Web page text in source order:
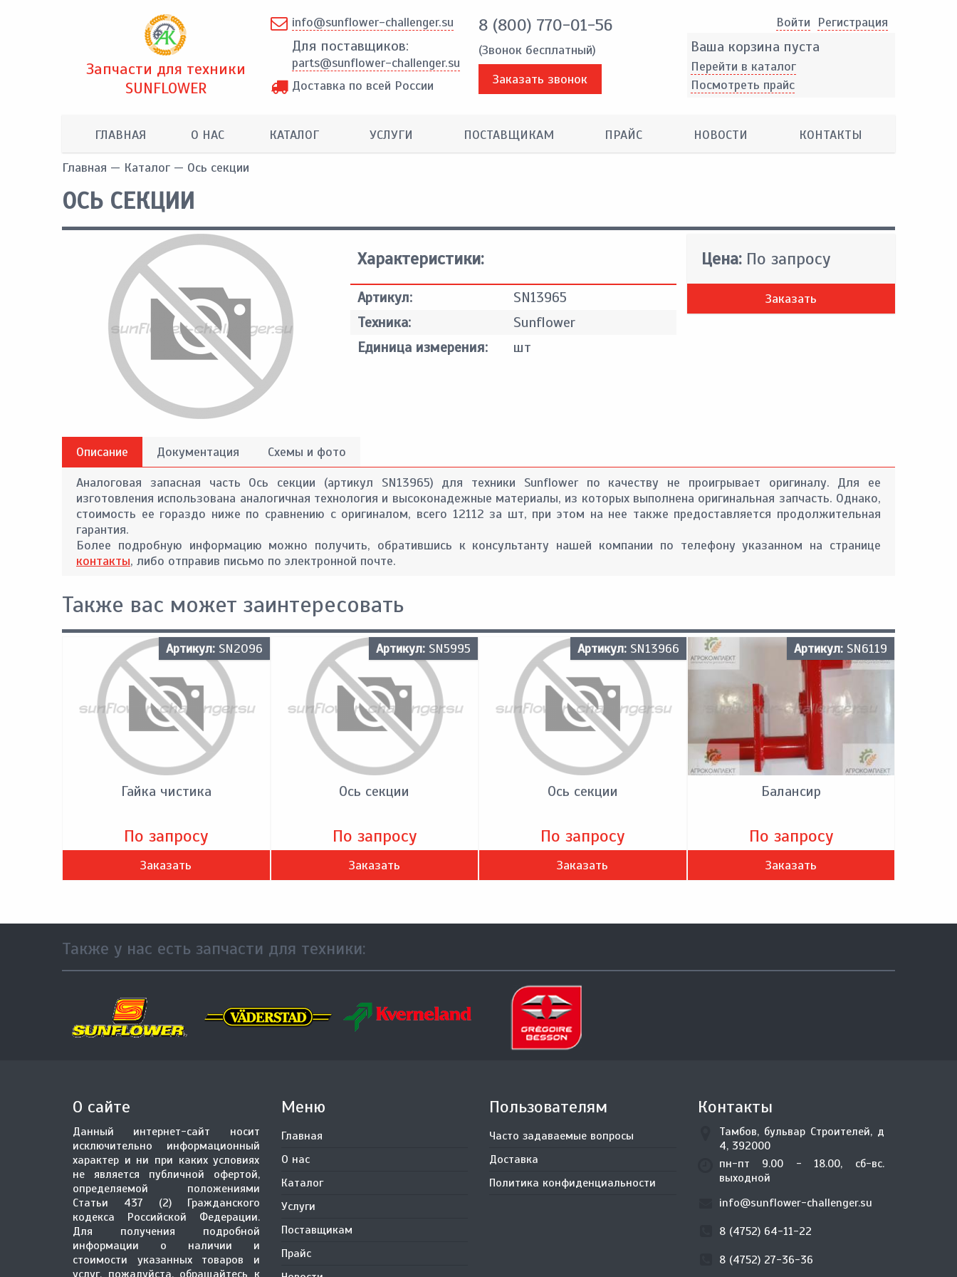
Запчасти для техники
SUNFLOWER
info@sunflower-challenger.su
Для поставщиков:
parts@sunflower-challenger.su
Доставка по всей России
8 (800) 770-01-56
(Звонок бесплатный)
Заказать звонок
Войти Pегистрация
Ваша корзина пуста
Перейти в каталог
Посмотреть прайс
ГЛАВНАЯ О НАС КАТАЛОГ УСЛУГИ ПОСТАВЩИКАМ ПРАЙС НОВОСТИ КОНТАКТЫ
Главная — Каталог — Ось секции
ОСЬ СЕКЦИИ
Характеристики:
Артикул:
SN13965
Техника:
Sunflower
Единица измерения:
шт
Цена: По запросу
Заказать
Описание Документация
Схемы и фото
Аналоговая запасная часть Ось секции (артикул SN13965) для техники Sunflower по качеству не проигрывает оригиналу. Для ее
изготовления использована аналогичная технология и высоконадежные материалы, из которых выполнена оригинальная запчасть. Однако,
стоимость ее гораздо ниже по сравнению с оригиналом, всего 12112 за шт, при этом на нее также предоставляется продолжительная
гарантия.
Более подробную информацию можно получить, обратившись к консультанту нашей компании по телефону указанном на странице
контакты, либо отправив письмо по электронной почте.
Также вас может заинтересовать
Артикул: SN2096
Гайка чистика
По запросу
Заказать
Артикул: SN5995
Ось секции
По запросу
Заказать
Артикул: SN13966
Ось секции
По запросу
Заказать
Артикул: SN6119
Балансир
По запросу
Заказать
Также у нас есть запчасти для техники:
О сайте
Данный интернет-сайт носит
исключительно информационный
характер и ни при каких условиях
не является публичной офертой,
определяемой положениями
Статьи 437 (2) Гражданского
кодекса Российской Федерации.
Для получения подробной
информации о наличии и
стоимости указанных товаров и
услуг, пожалуйста, обращайтесь к
Меню
Главная
О нас
Каталог
Услуги
Поставщикам
Прайс
Пользователям
Часто задаваемые вопросы
Доставка
Политика конфиденциальности
Контакты
Тамбов, бульвар Строителей, д
4, 392000
пн-пт 9.00 - 18.00, сб-вс.
выходной
info@sunflower-challenger.su
8 (4752) 64-11-22
8 (4752) 27-36-36